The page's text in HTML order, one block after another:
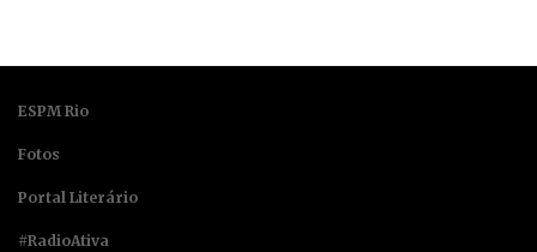
ESPM Rio
Fotos
Portal Literário
#RadioAtiva